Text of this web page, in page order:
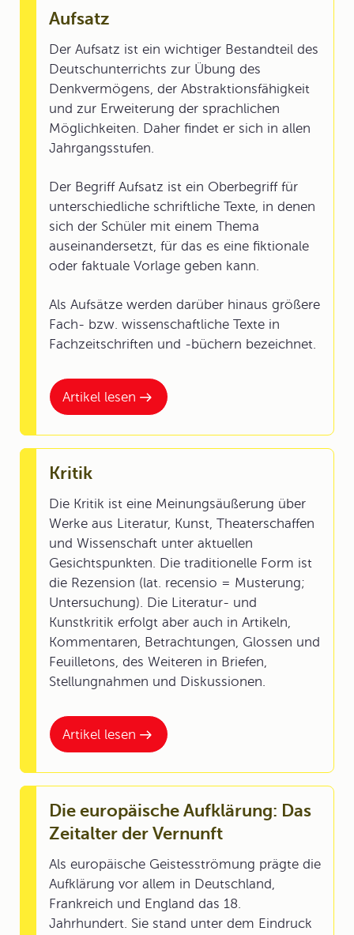
Artikel lesen
Aufsatz
Der Aufsatz ist ein wichtiger Bestandteil des
Deutschunterrichts zur Übung des
Denkvermögens, der Abstraktionsfähigkeit
und zur Erweiterung der sprachlichen
Möglichkeiten. Daher findet er sich in allen
Jahrgangsstufen.
Der Begriff Aufsatz ist ein Oberbegriff für
unterschiedliche schriftliche Texte, in denen
sich der Schüler mit einem Thema
auseinandersetzt, für das es eine fiktionale
oder faktuale Vorlage geben kann.
Als Aufsätze werden darüber hinaus größere
Fach- bzw. wissenschaftliche Texte in
Fachzeitschriften und -büchern bezeichnet.
Artikel lesen
Kritik
Die Kritik ist eine Meinungsäußerung über
Werke aus Literatur, Kunst, Theaterschaffen
und Wissenschaft unter aktuellen
Gesichtspunkten. Die traditionelle Form ist
die Rezension (lat. recensio = Musterung;
Untersuchung). Die Literatur- und
Kunstkritik erfolgt aber auch in Artikeln,
Kommentaren, Betrachtungen, Glossen und
Feuilletons, des Weiteren in Briefen,
Stellungnahmen und Diskussionen.
Die europäische Aufklärung: Das
Zeitalter der Vernunft
Als europäische Geistesströmung prägte die
Aufklärung vor allem in Deutschland,
Frankreich und England das 18.
Jahrhundert. Sie stand unter dem Eindruck